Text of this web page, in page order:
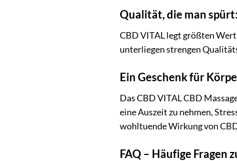
Qualität, die man
CBD VITAL legt größten
unterliegen strengen
Ein Geschenk für
Das CBD VITAL CBD
eine Auszeit zu nehmen,
wohltuende Wirkung von
FAQ – Häufige Fragen